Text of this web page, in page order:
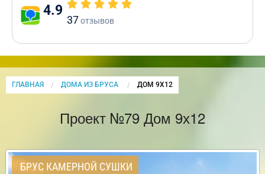
4.9
37отзывов
ГЛАВНАЯ ДОМА ИЗ БРУСА CURRENT:
ДОМ 9Х12
Проект №79 Дом 9х12
БРУС КАМЕРНОЙ СУШКИ